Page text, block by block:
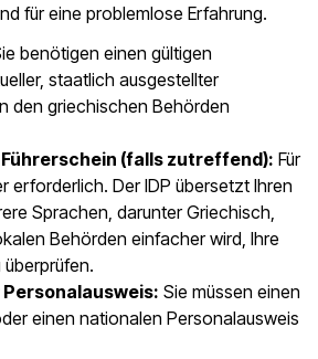
für eine problemlose Erfahrung.
benötigen einen gültigen
staatlich ausgestellter
den griechischen Behörden
(falls zutreffend): Für
erforderlich. Der IDP übersetzt Ihren
Sprachen, darunter Griechisch,
Behörden einfacher wird, Ihre
Sie müssen einen
einen nationalen Personalausweis